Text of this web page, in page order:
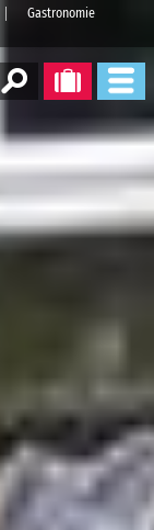
Gastronomie